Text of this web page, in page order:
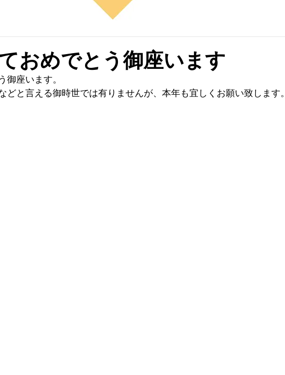
おめでとう御座います
御座います。
どと言える御時世では有りませんが、本年も宜しくお願い致します。